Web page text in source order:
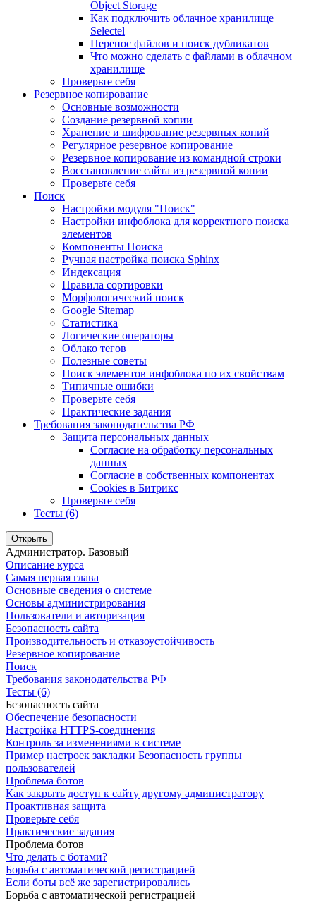
Object Storage
Как подключить облачное хранилище
Selectel
Перенос файлов и поиск дубликатов
Что можно сделать с файлами в облачном
хранилище
Проверьте себя
Резервное копирование
Основные возможности
Создание резервной копии
Хранение и шифрование резервных копий
Регулярное резервное копирование
Резервное копирование из командной строки
Восстановление сайта из резервной копии
Проверьте себя
Поиск
Настройки модуля "Поиск"
Настройки инфоблока для корректного поиска
элементов
Компоненты Поиска
Ручная настройка поиска Sphinx
Индексация
Правила сортировки
Морфологический поиск
Google Sitemap
Статистика
Логические операторы
Облако тегов
Полезные советы
Поиск элементов инфоблока по их свойствам
Типичные ошибки
Проверьте себя
Практические задания
Требования законодательства РФ
Защита персональных данных
Согласие на обработку персональных
данных
Согласие в собственных компонентах
Cookies в Битрикс
Проверьте себя
Тесты (6)
Открыть
Администратор. Базовый
Описание курса
Самая первая глава
Основные сведения о системе
Основы администрирования
Пользователи и авторизация
Безопасность сайта
Производительность и отказоустойчивость
Резервное копирование
Поиск
Требования законодательства РФ
Тесты (6)
Безопасность сайта
Обеспечение безопасности
Настройка HTTPS-соединения
Контроль за изменениями в системе
Пример настроек закладки Безопасность группы
пользователей
Проблема ботов
Как закрыть доступ к сайту другому администратору
Проактивная защита
Проверьте себя
Практические задания
Проблема ботов
Что делать с ботами?
Борьба с автоматической регистрацией
Если боты всё же зарегистрировались
Борьба с автоматической регистрацией